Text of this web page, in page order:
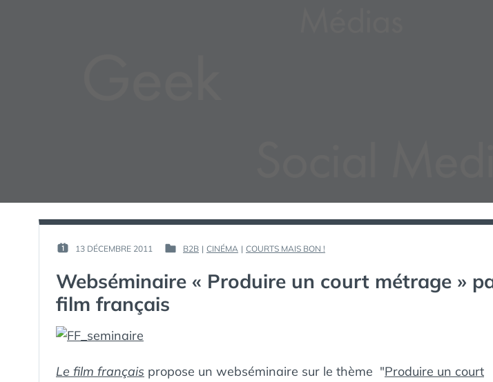
PUBLIÉ
13 DÉCEMBRE 2011
PAR :
PUBLIÉ
B2B | CINÉMA | COURTS MAIS BON !
Webséminaire « Produire un court métrage »
film français
Le film français propose un webséminaire sur le thème "Produire un court